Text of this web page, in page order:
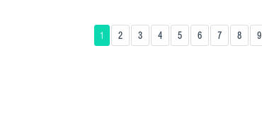
1 2 3 4 5 6 7 8 9